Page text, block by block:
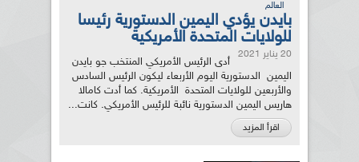
العالم
بايدن يؤدي اليمين الدستورية رئيسا
للولايات المتحدة الأمريكية
20 يناير 2021
أدى الرئيس الأمريكي المنتخب جو بايدن
اليمين الدستورية اليوم الأربعاء ليكون الرئيس السادس
والأربعين للولايات المتحدة الأمريكية. كما أدت كامالا
هاريس اليمين الدستورية نائبة للرئيس الأمريكي. كانت...
اقرأ المزيد